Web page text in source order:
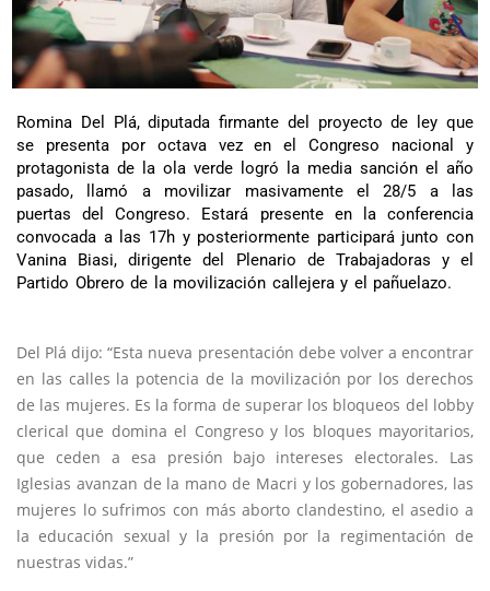
Romina Del Plá, diputada firmante del proyecto de ley que
se presenta por octava vez en el Congreso nacional y
protagonista de la ola verde logró la media sanción el año
pasado, llamó a movilizar masivamente el 28/5 a las
puertas del Congreso. Estará presente en la conferencia
convocada a las 17h y posteriormente participará junto con
Vanina Biasi, dirigente del Plenario de Trabajadoras y el
Partido Obrero de la movilización callejera y el pañuelazo.
Del Plá dijo: “Esta nueva presentación debe volver a encontrar
en las calles la potencia de la movilización por los derechos
de las mujeres. Es la forma de superar los bloqueos del lobby
clerical que domina el Congreso y los bloques mayoritarios,
que ceden a esa presión bajo intereses electorales. Las
Iglesias avanzan de la mano de Macri y los gobernadores, las
mujeres lo sufrimos con más aborto clandestino, el asedio a
la educación sexual y la presión por la regimentación de
nuestras vidas.”